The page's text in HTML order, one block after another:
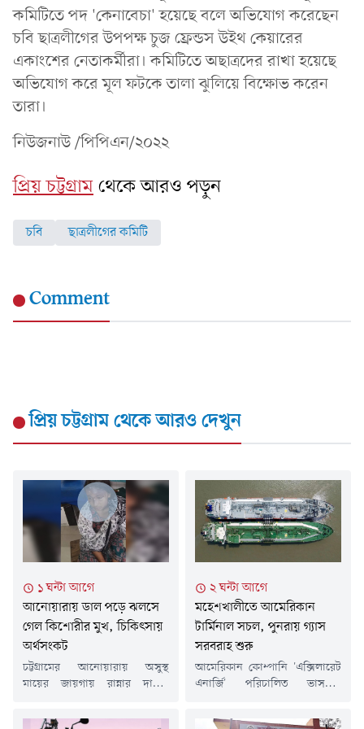
কমিটিতে পদ 'কেনাবেচা' হয়েছে বলে অভিযোগ করেছেন
চবি ছাত্রলীগের উপপক্ষ চুজ ফ্রেন্ডস উইথ কেয়ারের
একাংশের নেতাকর্মীরা। কমিটিতে অছাত্রদের রাখা হয়েছে
অভিযোগ করে মূল ফটকে তালা ঝুলিয়ে বিক্ষোভ করেন
তারা।
নিউজনাউ /পিপিএন/২০২২
প্রিয় চট্টগ্রামথেকে আরও পড়ুন
চবি ছাত্রলীগের কমিটি
Comment
প্রিয় চট্টগ্রামথেকে আরও দেখুন
১ ঘন্টা আগে
আনোয়ারায় ডাল পড়ে ঝলসে
গেল কিশোরীর মুখ, চিকিৎসায়
অর্থসংকট
চট্টগ্রামের আনোয়ারায় অসুস্থ
মায়ের জায়গায় রান্নার দায়িত্ব
গরম ডাল গায়ে পড়ে মুখমণ্ডল ও
২ ঘন্টা আগে
মহেশখালীতে আমেরিকান
টার্মিনাল সচল, পুনরায় গ্যাস
সরবরাহ শুরু
আমেরিকান কোম্পানি 'এক্সিলারেট
এনার্জি' পরিচালিত ভাসমান
সরবরাহ শুরু হয়েছে। ১৫ দিন বন্ধ